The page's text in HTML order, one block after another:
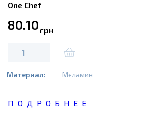
One Chef
80.10 грн
Материал: Меламин
ПОДРОБНЕЕ